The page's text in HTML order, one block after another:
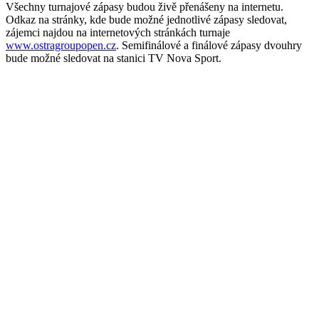
Všechny turnajové zápasy budou živě přenášeny na internetu.
Odkaz na stránky, kde bude možné jednotlivé zápasy sledovat,
zájemci najdou na internetových stránkách turnaje
www.ostragroupopen.cz. Semifinálové a finálové zápasy dvouhry
bude možné sledovat na stanici TV Nova Sport.